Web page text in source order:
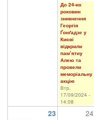
До 24-их
роковин
зникнення
Георгія
Ґонґадзе у
Києві
відкрили
пам’ятну
Алею та
провели
меморіальну
акцію
Втр,
17/09/2024 -
14:08
23 24